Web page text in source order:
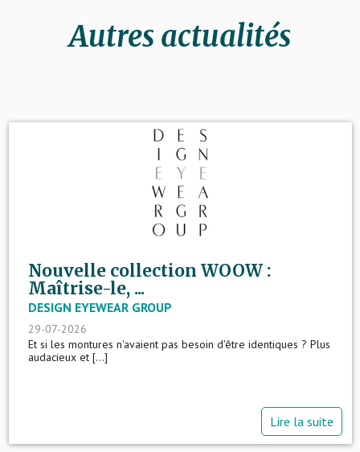
Autres actualités
Nouvelle collection WOOW :
Maîtrise-le, ...
DESIGN EYEWEAR GROUP
29-07-2026
Et si les montures n'avaient pas besoin d'être identiques ? Plus
audacieux et [...]
Lire la suite